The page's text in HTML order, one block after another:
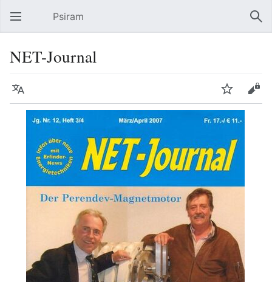
Hauptmenü öffnen Psiram
NET-Journal
Sprache Beobachten Bearbeiten